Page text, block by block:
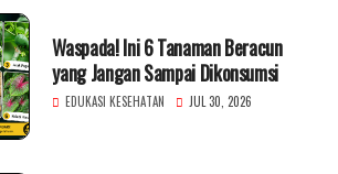
Waspada! Ini 6 Tanaman Beracun
yang Jangan Sampai Dikonsumsi
EDUKASI KESEHATAN JUL 30, 2026